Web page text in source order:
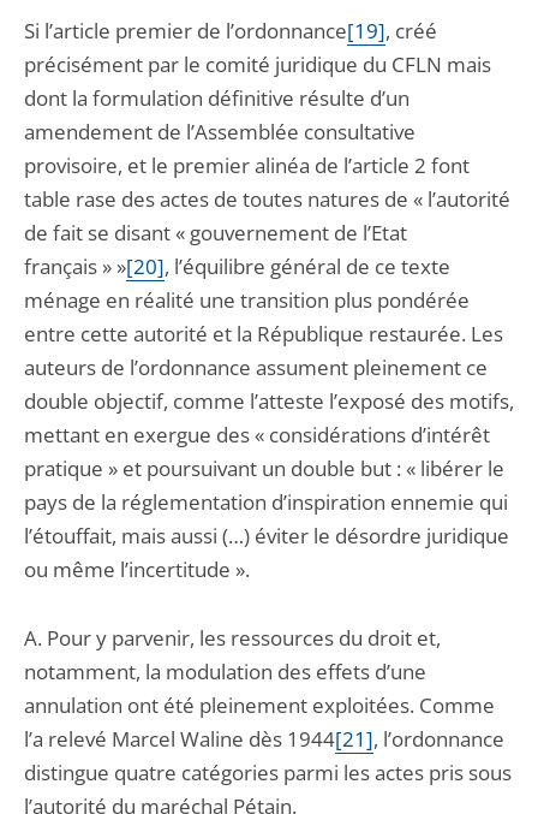
Si l’article premier de l’ordonnance[19], créé
précisément par le comité juridique du CFLN mais
dont la formulation définitive résulte d’un
amendement de l’Assemblée consultative
provisoire, et le premier alinéa de l’article 2 font
table rase des actes de toutes natures de « l’autorité
de fait se disant « gouvernement de l’Etat
français » »[20], l’équilibre général de ce texte
ménage en réalité une transition plus pondérée
entre cette autorité et la République restaurée. Les
auteurs de l’ordonnance assument pleinement ce
double objectif, comme l’atteste l’exposé des motifs,
mettant en exergue des « considérations d’intérêt
pratique » et poursuivant un double but : « libérer le
pays de la réglementation d’inspiration ennemie qui
l’étouffait, mais aussi (…) éviter le désordre juridique
ou même l’incertitude ».
A. Pour y parvenir, les ressources du droit et,
notamment, la modulation des effets d’une
annulation ont été pleinement exploitées. Comme
l’a relevé Marcel Waline dès 1944[21], l’ordonnance
distingue quatre catégories parmi les actes pris sous
l’autorité du maréchal Pétain.